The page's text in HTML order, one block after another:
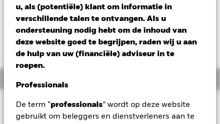
u, als (potentiële) klant om informatie in
verschillende talen te ontvangen. Als u
ondersteuning nodig hebt om de inhoud van
deze website goed te begrijpen, raden wij u aan
de hulp van uw (financiële) adviseur in te
roepen.
Professionals
De term “professionals” wordt op deze website
gebruikt om beleggers en dienstverleners aan te
Verandering NAV 1 dag per 06/aug/2026
EUR 0,00 (0,00%)
Overzicht
Beleggingsdoel
Het Fonds streeft naar een maximaal rendement op uw